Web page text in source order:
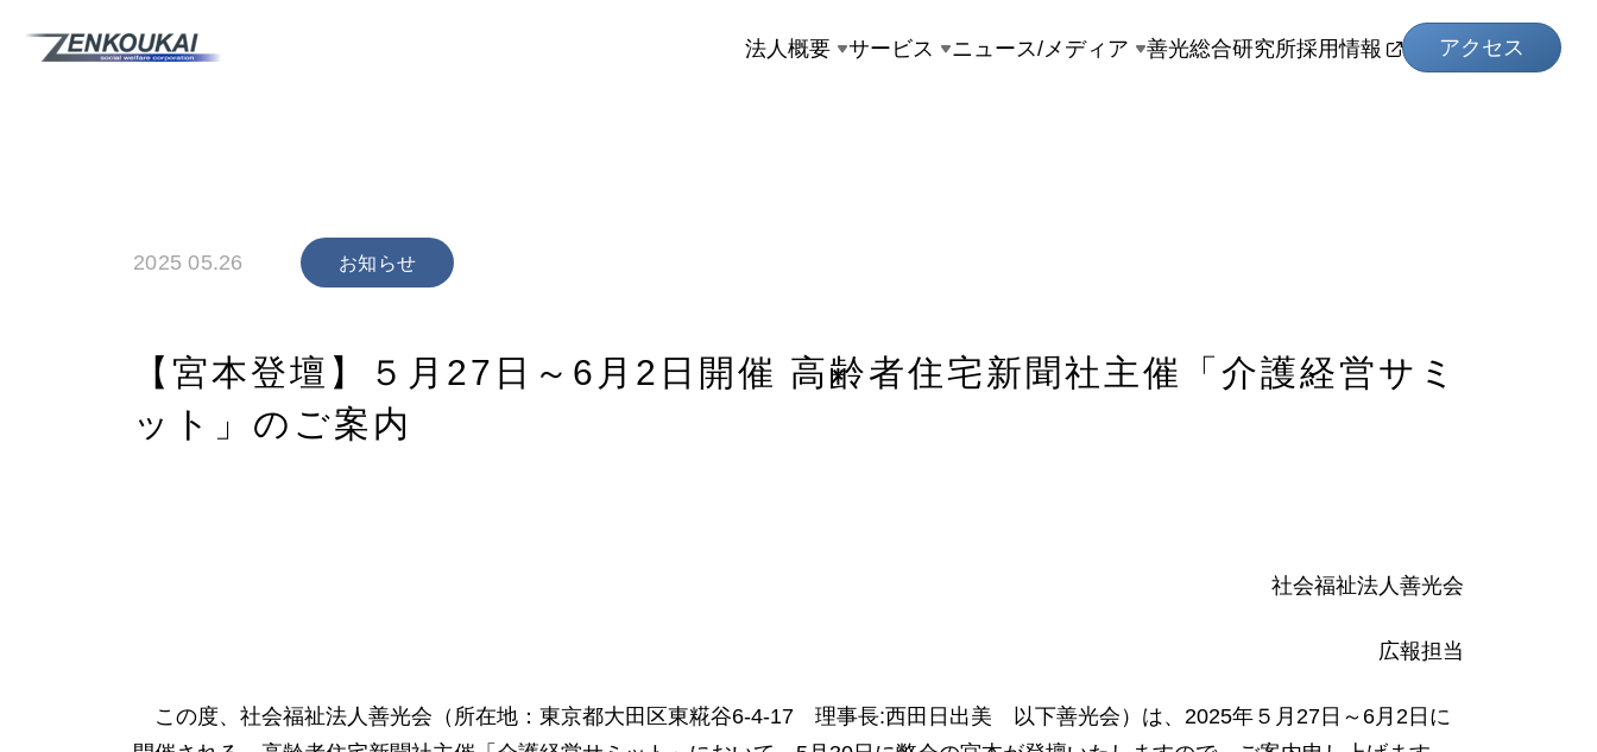
法人概要 サービス ニュース/メディア 善光総合研究所採用情報 アクセス
2025 05.26 お知らせ
【宮本登壇】５月27日～6月2日開催 高齢者住宅新聞社主催「介護経営サミ
ット」のご案内
社会福祉法人善光会
広報担当
この度、社会福祉法人善光会（所在地：東京都大田区東糀谷6-4-17 理事長:西田日出美 以下善光会）は、2025年５月27日～6月2日に